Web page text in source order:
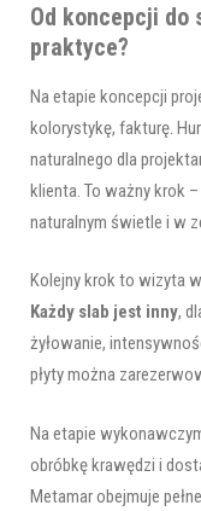
Od koncepcji do
praktyce?
Na etapie koncepcji
kolorystykę, fakturę.
naturalnego dla
klienta. To ważny krok
naturalnym świetle i w
Kolejny krok to wizyta
Każdy slab jest inny,
żyłowanie,
płyty można
Na etapie
obróbkę krawędzi i
Metamar obejmuje